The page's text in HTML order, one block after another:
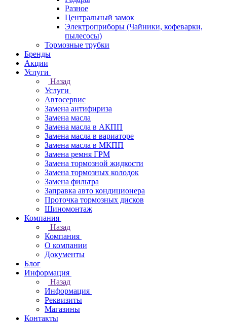
Разное
Центральный замок
Электроприборы (Чайники, кофеварки,
пылесосы)
Тормозные трубки
Бренды
Акции
Услуги
Назад
Услуги
Автосервис
Замена антифириза
Замена масла
Замена масла в АКПП
Замена масла в вариаторе
Замена масла в МКПП
Замена ремня ГРМ
Замена тормозной жидкости
Замена тормозных колодок
Замена фильтра
Заправка авто кондиционера
Проточка тормозных дисков
Шиномонтаж
Компания
Назад
Компания
О компании
Документы
Блог
Информация
Назад
Информация
Реквизиты
Магазины
Контакты